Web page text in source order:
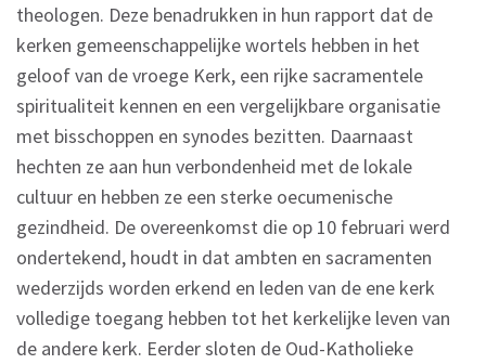
theologen. Deze benadrukken in hun rapport dat de
kerken gemeenschappelijke wortels hebben in het
geloof van de vroege Kerk, een rijke sacramentele
spiritualiteit kennen en een vergelijkbare organisatie
met bisschoppen en synodes bezitten. Daarnaast
hechten ze aan hun verbondenheid met de lokale
cultuur en hebben ze een sterke oecumenische
gezindheid. De overeenkomst die op 10 februari werd
ondertekend, houdt in dat ambten en sacramenten
wederzijds worden erkend en leden van de ene kerk
volledige toegang hebben tot het kerkelijke leven van
de andere kerk. Eerder sloten de Oud-Katholieke